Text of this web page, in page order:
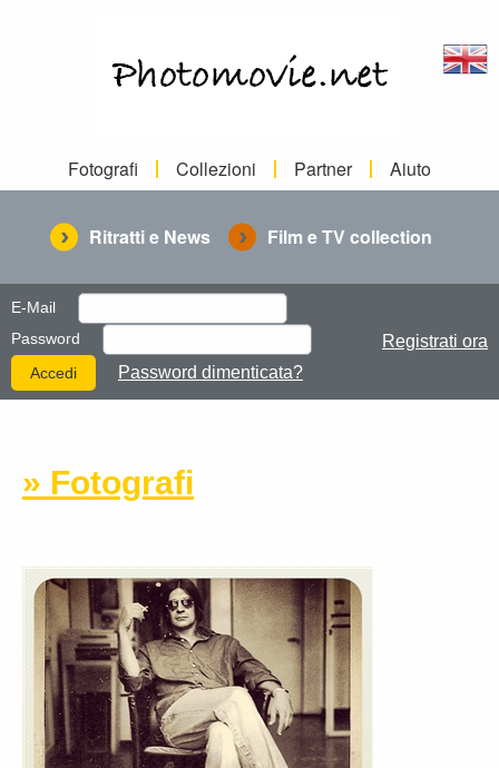
Fotografi Collezioni Partner Aiuto
Ritratti e News Film e TV collection
E-Mail
Password
Password dimenticata?
Registrati ora
» Fotografi